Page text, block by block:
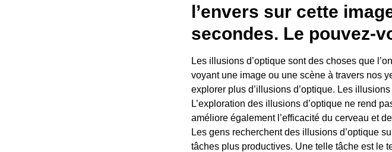
l’envers sur cette
secondes. Le pouvez-
Les illusions d’optique sont des choses que
voyant une image ou une scène à travers nos
explorer plus d’illusions d’optique. Les
L’exploration des illusions d’optique ne rend
améliore également l’efficacité du cerveau et
Les gens recherchent des illusions d’optique
tâches plus productives. Une telle tâche est le